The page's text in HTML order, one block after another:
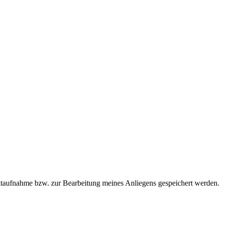
bzw. zur Bearbeitung meines Anliegens gespeichert werden.